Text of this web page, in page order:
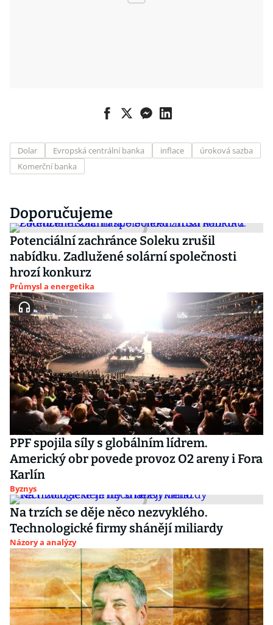
Dolar Evropská centrální banka inflace
úroková sazba
Komerční banka
Doporučujeme
Potenciální zachránce Soleku zrušil
nabídku. Zadlužené solární společnosti
hrozí konkurz
Průmysl a energetika
PPF spojila síly s globálním lídrem.
Americký obr povede provoz O2 areny i Fora
Karlín
Byznys
Na trzích se děje něco nezvyklého.
Technologické firmy shánějí miliardy
Názory a analýzy